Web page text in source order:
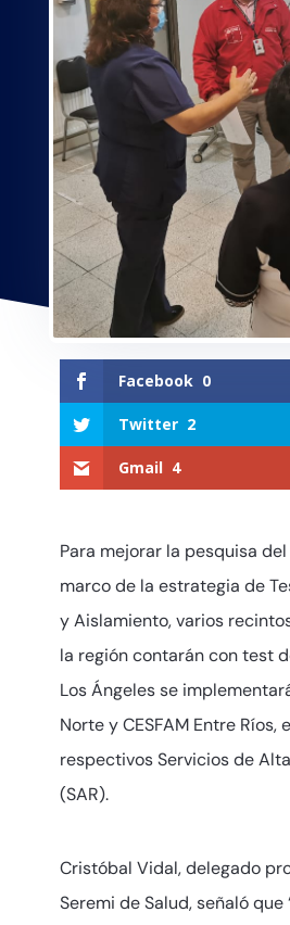
Facebook 0
Twitter 2
Gmail 4
Para mejorar la pesquisa
marco de la estrategia de
y Aislamiento, varios
la región contarán con test
Los Ángeles se
Norte y CESFAM Entre Ríos,
respectivos Servicios de
(SAR).
Cristóbal Vidal, delegado
Seremi de Salud, señaló que